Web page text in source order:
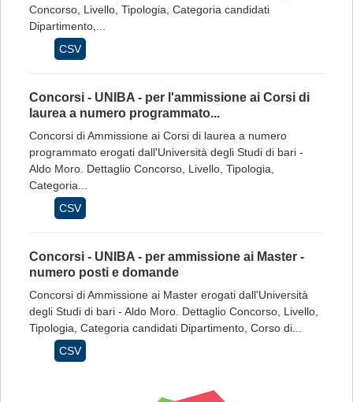
Concorso, Livello, Tipologia, Categoria candidati
Dipartimento,...
CSV
Concorsi - UNIBA - per l'ammissione ai Corsi di
laurea a numero programmato...
Concorsi di Ammissione ai Corsi di laurea a numero
programmato erogati dall'Università degli Studi di bari -
Aldo Moro. Dettaglio Concorso, Livello, Tipologia,
Categoria...
CSV
Concorsi - UNIBA - per ammissione ai Master -
numero posti e domande
Concorsi di Ammissione ai Master erogati dall'Università
degli Studi di bari - Aldo Moro. Dettaglio Concorso, Livello,
Tipologia, Categoria candidati Dipartimento, Corso di...
CSV